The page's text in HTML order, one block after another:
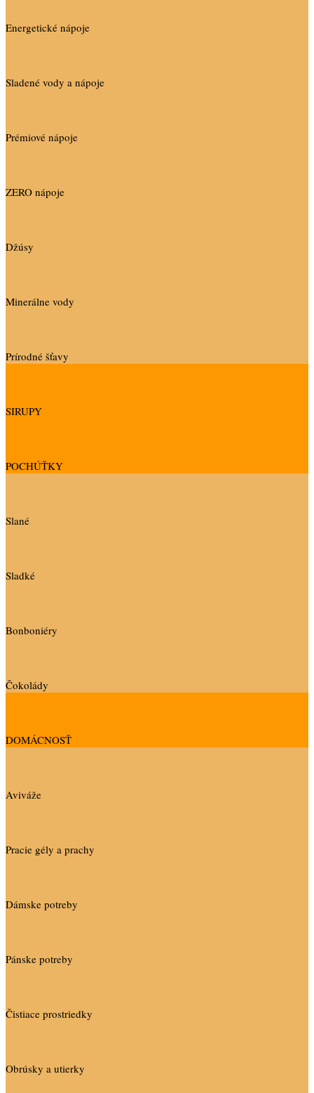
Energetické nápoje
Sladené vody a nápoje
Prémiové nápoje
ZERO nápoje
Džúsy
Minerálne vody
Prírodné šťavy
SIRUPY
POCHÚŤKY
Slané
Sladké
Bonboniéry
Čokolády
DOMÁCNOSŤ
Aviváže
Pracie gély a prachy
Dámske potreby
Pánske potreby
Čistiace prostriedky
Obrúsky a utierky